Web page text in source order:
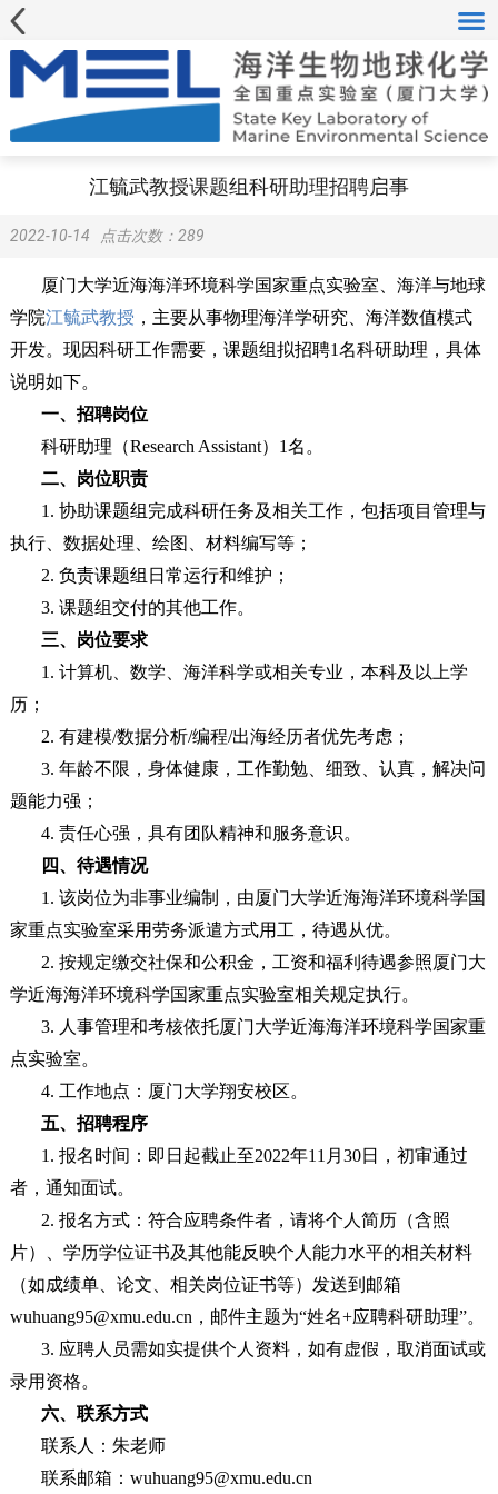
江毓武教授课题组科研助理招聘启事
2022-10-14 点击次数： 289
厦门大学近海海洋环境科学国家重点实验室、海洋与地球
学院江毓武教授 ，主要从事物理海洋学研究、海洋数值模式
开发。现因科研工作需要，课题组拟招聘1名科研助理，具体
说明如下。
一、招聘岗位
科研助理（Research Assistant）1名。
二、岗位职责
1. 协助课题组完成科研任务及相关工作，包括项目管理与
执行、数据处理、绘图、材料编写等；
2. 负责课题组日常运行和维护；
3. 课题组交付的其他工作。
三、岗位要求
1. 计算机、数学、海洋科学或相关专业，本科及以上学
历；
2. 有建模/数据分析/编程/出海经历者优先考虑；
3. 年龄不限，身体健康，工作勤勉、细致、认真，解决问
题能力强；
4. 责任心强，具有团队精神和服务意识。
四、待遇情况
1. 该岗位为非事业编制，由厦门大学近海海洋环境科学国
家重点实验室采用劳务派遣方式用工，待遇从优。
2. 按规定缴交社保和公积金，工资和福利待遇参照厦门大
学近海海洋环境科学国家重点实验室相关规定执行。
3. 人事管理和考核依托厦门大学近海海洋环境科学国家重
点实验室。
4. 工作地点：厦门大学翔安校区。
五、招聘程序
1. 报名时间：即日起截止至2022年11月30日，初审通过
者，通知面试。
2. 报名方式：符合应聘条件者，请将个人简历（含照
片）、学历学位证书及其他能反映个人能力水平的相关材料
（如成绩单、论文、相关岗位证书等）发送到邮箱
wuhuang95@xmu.edu.cn，邮件主题为“姓名+应聘科研助理”。
3. 应聘人员需如实提供个人资料，如有虚假，取消面试或
录用资格。
六、联系方式
联系人：朱老师
联系邮箱：wuhuang95@xmu.edu.cn